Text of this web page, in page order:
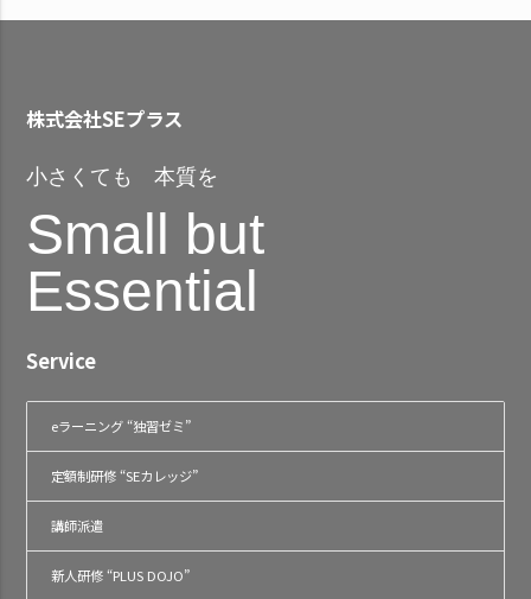
株式会社SEプラス
小さくても 本質を
Small but
Essential
Service
eラーニング “独習ゼミ”
定額制研修 “SEカレッジ”
講師派遣
新人研修 “PLUS DOJO”